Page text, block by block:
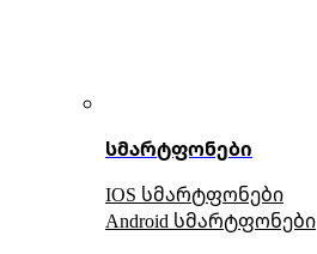
სმარტფონები
IOS სმარტფონები
Android სმარტფონები